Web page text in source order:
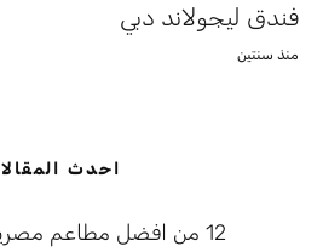
فندق ليجولاند دبي
منذ سنتين
احدث
12 من افضل مطاعم